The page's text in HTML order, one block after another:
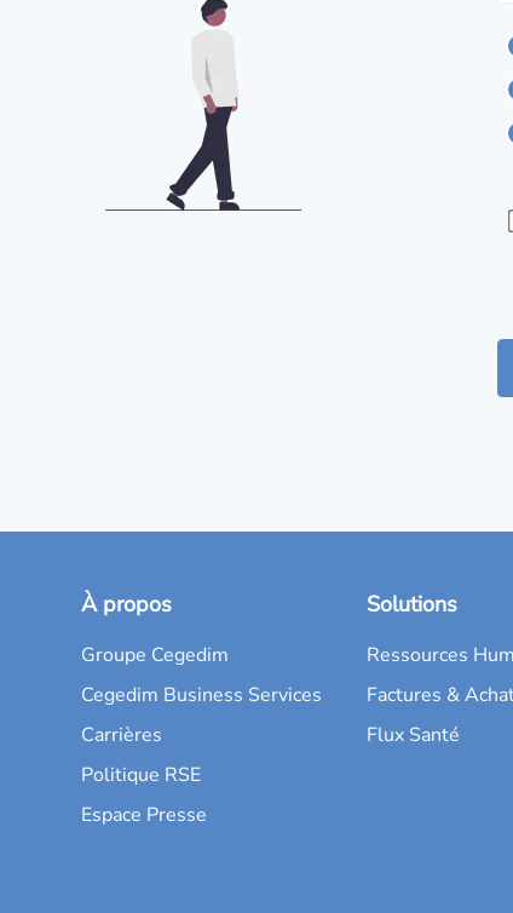
À propos
Groupe Cegedim
Cegedim Business Services
Carrières
Politique RSE
Espace Presse
Solutions
Ressources
Factures &
Flux Santé